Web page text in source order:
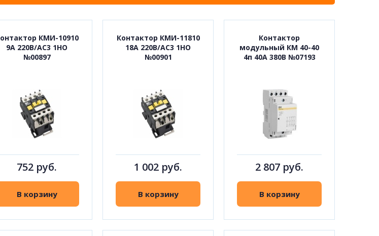
КМИ-10910
9А 220В/АС3 1НО
№00897
752 руб.
В корзину
Контактор КМИ-11810
18А 220В/АС3 1НО
№00901
1 002 руб.
В корзину
Контактор
модульный КМ 40-40
4п 40А 380В №07193
2 807 руб.
В корзину